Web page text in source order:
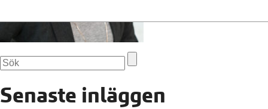
Senaste inläggen